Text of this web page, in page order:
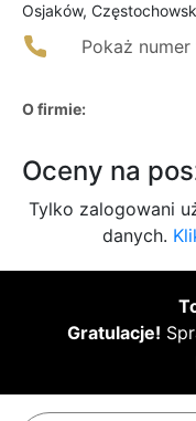
Osjaków,
Pokaż
O firmie:
Oceny na
Tylko zalogowani
danych.
Gratulacje!